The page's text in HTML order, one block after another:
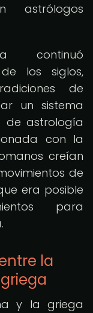
astrólogos
continuó
los siglos,
de
un sistema
de astrología
con la
creían
de
era posible
para
la
y la griega